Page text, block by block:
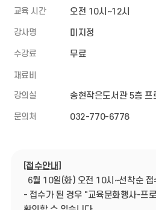
교육 시간 오전 10시~12시
강사명 미지정
수강료 무료
재료비
강의실 송현작은도서관 5층 프
문의처 032-770-6778
[접수안내]
6월 10일(화) 오전 10시~선착순 접
- 접수가 된 경우 "교육문화행사-프